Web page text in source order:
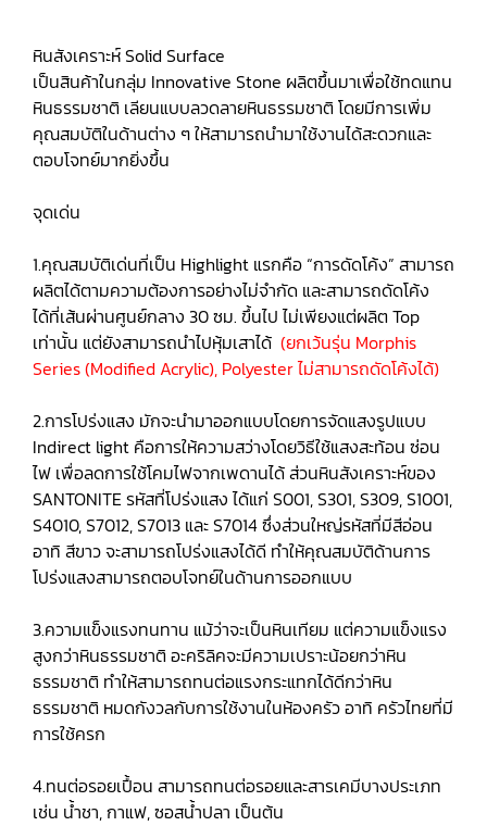
หินสังเคราะห์ Solid Surface
เป็นสินค้าในกลุ่ม Innovative Stone ผลิตขึ้นมาเพื่อใช้ทดแทน
หินธรรมชาติ เลียนแบบลวดลายหินธรรมชาติ โดยมีการเพิ่ม
คุณสมบัติในด้านต่าง ๆ ให้สามารถนำมาใช้งานได้สะดวกและ
ตอบโจทย์มากยิ่งขึ้น
จุดเด่น
1.คุณสมบัติเด่นที่เป็น Highlight แรกคือ “การดัดโค้ง” สามารถ
ผลิตได้ตามความต้องการอย่างไม่จำกัด และสามารถดัดโค้ง
ได้ที่เส้นผ่านศูนย์กลาง 30 ซม. ขึ้นไป ไม่เพียงแต่ผลิต Top
เท่านั้น แต่ยังสามารถนำไปหุ้มเสาได้ (ยกเว้นรุ่น Morphis
Series (Modified Acrylic), Polyester ไม่สามารถดัดโค้งได้)
2.การโปร่งแสง มักจะนำมาออกแบบโดยการจัดแสงรูปแบบ
Indirect light คือการให้ความสว่างโดยวิธีใช้แสงสะท้อน ซ่อน
ไฟ เพื่อลดการใช้โคมไฟจากเพดานได้ ส่วนหินสังเคราะห์ของ
SANTONITE รหัสที่โปร่งแสง ได้แก่ S001, S301, S309, S1001,
S4010, S7012, S7013 และ S7014 ซึ่งส่วนใหญ่รหัสที่มีสีอ่อน
อาทิ สีขาว จะสามารถโปร่งแสงได้ดี ทำให้คุณสมบัติด้านการ
โปร่งแสงสามารถตอบโจทย์ในด้านการออกแบบ
3.ความแข็งแรงทนทาน แม้ว่าจะเป็นหินเทียม แต่ความแข็งแรง
สูงกว่าหินธรรมชาติ อะคริลิคจะมีความเปราะน้อยกว่าหิน
ธรรมชาติ ทำให้สามารถทนต่อแรงกระแทกได้ดีกว่าหิน
ธรรมชาติ หมดกังวลกับการใช้งานในห้องครัว อาทิ ครัวไทยที่มี
การใช้ครก
4.ทนต่อรอยเปื้อน สามารถทนต่อรอยและสารเคมีบางประเภท
เช่น น้ำชา, กาแฟ, ซอสน้ำปลา เป็นต้น